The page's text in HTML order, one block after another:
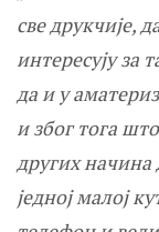
све друкчије,
интересују за
да и у
и због тога
других начина
једној малој